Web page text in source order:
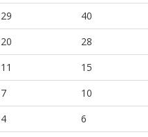
29
40
20
28
11
15
7
10
4
6